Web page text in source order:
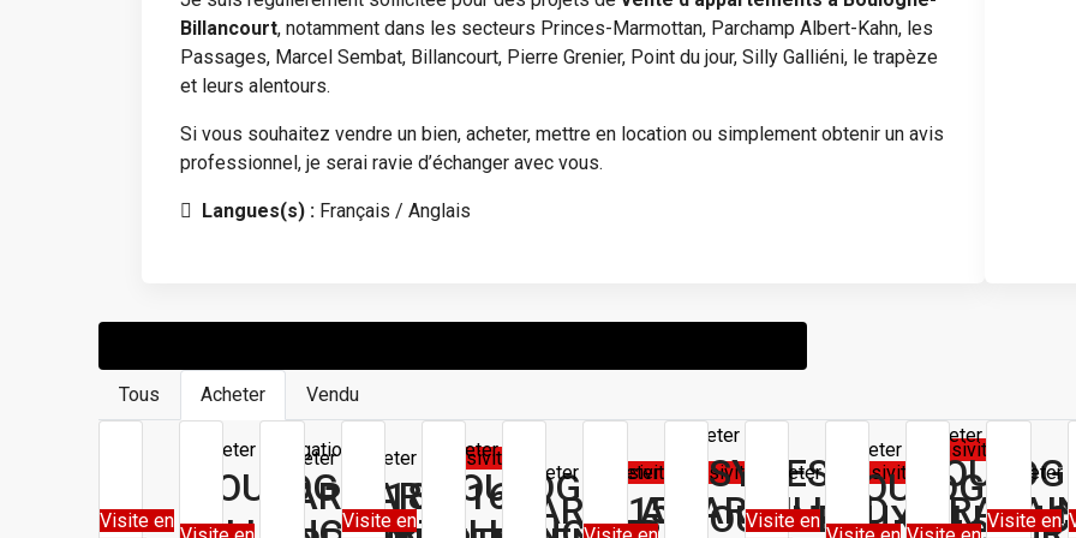
Billancourt, notamment dans les secteurs Princes-Marmottan, Parchamp Albert-Kahn, les
Passages, Marcel Sembat, Billancourt, Pierre Grenier, Point du jour, Silly Galliéni, le trapèze
et leurs alentours.
Si vous souhaitez vendre un bien, acheter, mettre en location ou simplement obtenir un avis
professionnel, je serai ravie d’échanger avec vous.
Langues(s) : Français / Anglais
Tous Acheter Vendu
Visite en
Acheter Delegation
BOULOGNE
Acheter
PARIS 18
Acheter Exclusivité
PARIS 16
Visite en
Acheter
BOULOGNE
Acheter Exclusivité
PARIS 15
Acheter Exclusivité
CLAMART
Acheter
ISSY LES
MOULINEAUX
Acheter Exclusivité
VILLE D AVRAY
Visite en
Acheter Exclusivité
BOULOGNE
Acheter
Acheter
Visite en